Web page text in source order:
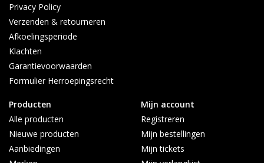
Privacy Policy
Verzenden & retourneren
Afkoelingsperiode
Klachten
Garantievoorwaarden
Formulier Herroepingsrecht
Producten
Alle producten
Nieuwe producten
Aanbiedingen
Mijn account
Registreren
Mijn bestellingen
Mijn tickets